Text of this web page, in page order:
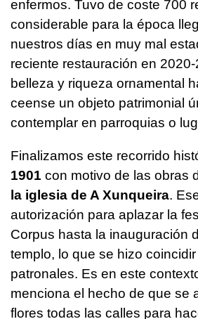
enfermos. Tuvo de coste 700
considerable para la época
nuestros días en muy mal
reciente restauración en
belleza y riqueza ornamental
ceense un objeto patrimonial
contemplar en parroquias o
Finalizamos este recorrido
1901 con motivo de las obras
la iglesia de A Xunqueira.
autorización para aplazar la
Corpus hasta la inauguración
templo, lo que se hizo
patronales. Es en este
menciona el hecho de que se
flores todas las calles para